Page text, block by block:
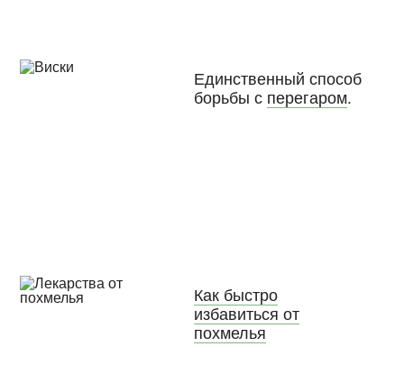
Единственный способ
борьбы с перегаром.
Как быстро
избавиться от
похмелья